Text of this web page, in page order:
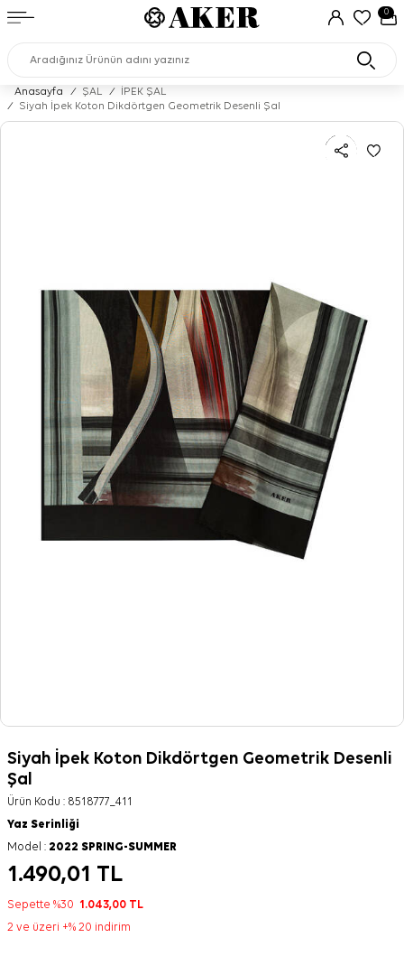
0
Anasayfa / ŞAL /
İPEK ŞAL
/
Siyah İpek Koton Dikdörtgen Geometrik Desenli Şal
Siyah İpek Koton Dikdörtgen Geometrik Desenli
Şal
Ürün Kodu : 8518777_411
Yaz Serinliği
Model : 2022 SPRING-SUMMER
1.490,01 TL
Sepette %30 1.043,00 TL
2 ve üzeri +% 20 indirim